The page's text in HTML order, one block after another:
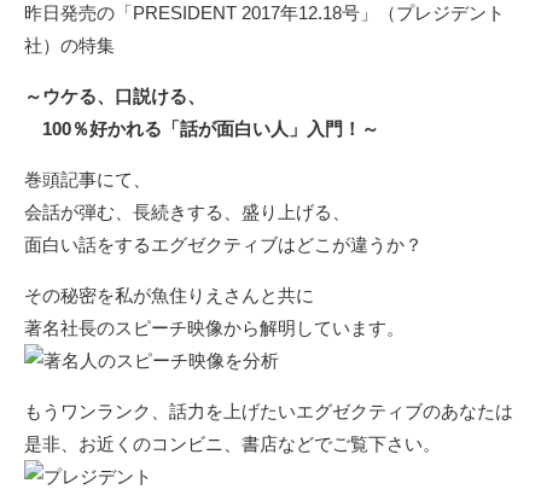
昨日発売の 「PRESIDENT 2017年12.18号」（プレジデント
社） の特集
～ウケる、口説ける、
100％好かれる「話が面白い人」入門！～
巻頭記事にて、
会話が弾む、長続きする、盛り上げる、
面白い話をするエグゼクティブはどこが違うか？
その秘密を私が魚住りえさんと共に
著名社長のスピーチ映像から解明しています。
もうワンランク、話力を上げたいエグゼクティブのあなたは
是非、お近くのコンビニ、書店などでご覧下さい。